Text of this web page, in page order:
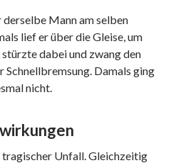
Mann am selben
lief er über die Gleise, um
dabei und zwang den
Damals ging
nicht.
tragischer Unfall. Gleichzeitig